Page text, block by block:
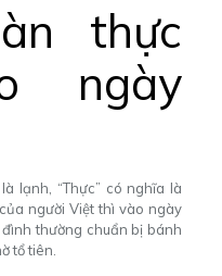
thực
ngày
lạnh, “Thực” có nghĩa là
người Việt thì vào ngày
thường chuẩn bị bánh
tổ tiên.